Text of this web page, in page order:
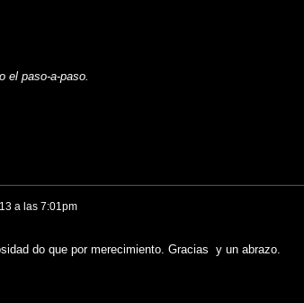
el paso-a-paso.
a las 7:01pm
do que por merecimiento. Gracias y un abrazo.